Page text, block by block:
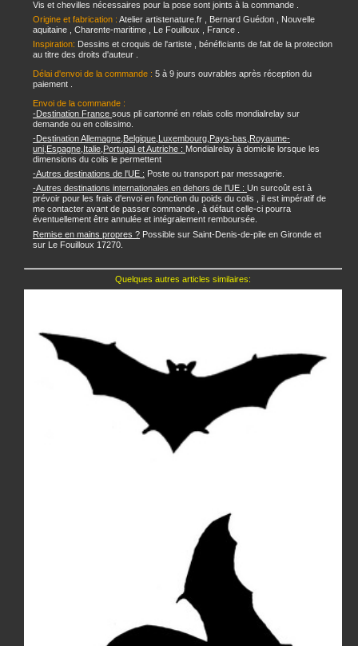
Vis et chevilles nécessaires pour la pose sont joints à la commande .
Origine et fabrication : Atelier artistenature.fr , Bernard Guédon , Nouvelle
aquitaine , Charente-maritime , Le Fouilloux , France .
Inspiration: Dessins et croquis de l'artiste , bénéficiants de fait de la protection
au titre des droits d'auteur .
Délai d'envoi de la commande : 5 à 9 jours ouvrables après réception du
paiement .
Envoi de la commande :
-Destination Francesous pli cartonné en relais colis mondialrelay sur
demande ou en colissimo.
-Destination Allemagne,Belgique,Luxembourg,Pays-bas,Royaume-
uni,Espagne,Italie,Portugal et Autriche : Mondialrelay à domicile lorsque les
dimensions du colis le permettent
-Autres destinations de l'UE : Poste ou transport par messagerie.
-Autres destinations internationales en dehors de l'UE :Un surcoût est à
prévoir pour les frais d'envoi en fonction du poids du colis , il est impératif de
me contacter avant de passer commande , à défaut celle-ci pourra
éventuellement être annulée et intégralement remboursée.
Remise en mains propres ? Possible sur Saint-Denis-de-pile en Gironde et
sur Le Fouilloux 17270.
Quelques autres articles similaires: